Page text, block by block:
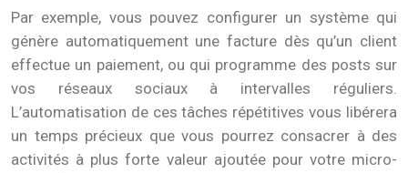
Par exemple, vous pouvez configurer un système qui
génère automatiquement une facture dès qu’un client
effectue un paiement, ou qui programme des posts sur
vos réseaux sociaux à intervalles réguliers.
L’automatisation de ces tâches répétitives vous libérera
un temps précieux que vous pourrez consacrer à des
activités à plus forte valeur ajoutée pour votre micro-